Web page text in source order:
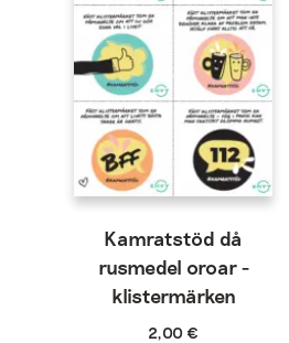
Kamratstöd då
rusmedel oroar -
klistermärken
2,00 €